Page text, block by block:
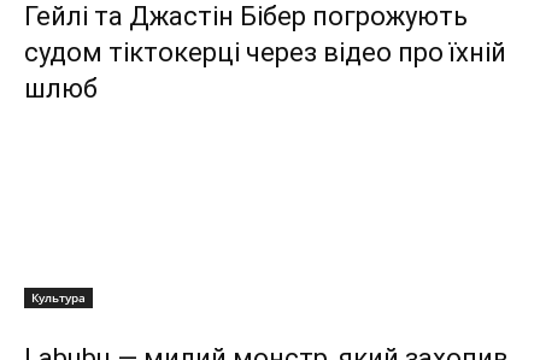
Гейлі та Джастін Бібер погрожують
судом тіктокерці через відео про їхній
шлюб
Культура